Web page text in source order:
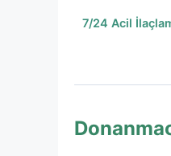
7/24 Acil